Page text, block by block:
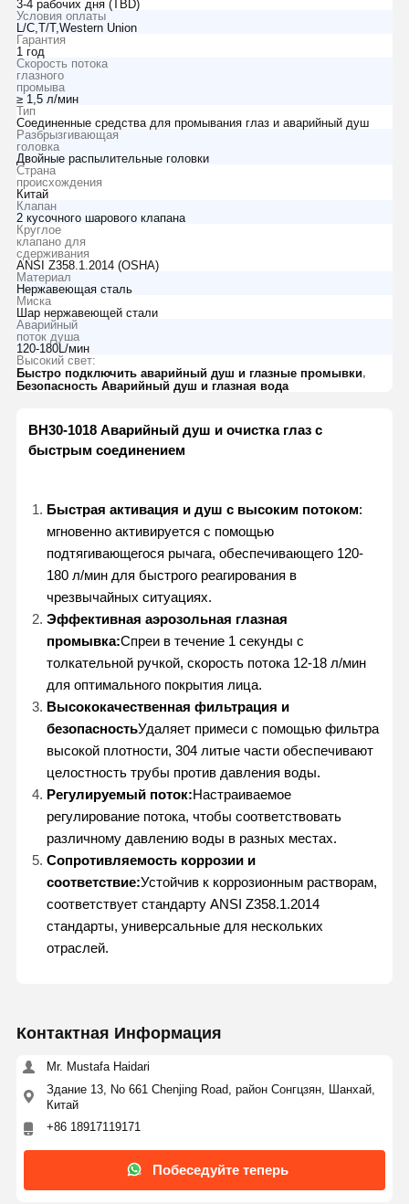
Дом Продукция О Нас
Экскурсия
3-4 рабочих дня (TBD)
Условия оплаты
L/C,T/T,Western Union
Гарантия
1 год
Скорость потока
глазного
промыва
≥ 1,5 л/мин
Тип
Соединенные средства для промывания глаз и аварийный душ
Разбрызгивающая
головка
Двойные распылительные головки
Страна
происхождения
Китай
Клапан
2 кусочного шарового клапана
Круглое
клапано для
сдерживания
ANSI Z358.1.2014 (OSHA)
Материал
Нержавеющая сталь
Миска
Шар нержавеющей стали
Аварийный
поток душа
120-180L/мин
Высокий свет:
Быстро подключить аварийный душ и глазные промывки
Безопасность Аварийный душ и глазная вода
BH30-1018 Аварийный душ и очистка глаз с
быстрым соединением
Быстрая активация и душ с высоким потоком:
мгновенно активируется с помощью
подтягивающегося рычага, обеспечивающего 120-
180 л/мин для быстрого реагирования в
чрезвычайных ситуациях.
Эффективная аэрозольная глазная
промывка:Спреи в течение 1 секунды с
толкательной ручкой, скорость потока 12-18 л/мин
для оптимального покрытия лица.
Высококачественная фильтрация и
безопасностьУдаляет примеси с помощью фильтра
высокой плотности, 304 литые части обеспечивают
целостность трубы против давления воды.
Регулируемый поток:Настраиваемое
регулирование потока, чтобы соответствовать
различному давлению воды в разных местах.
Сопротивляемость коррозии и
соответствие:Устойчив к коррозионным растворам,
соответствует стандарту ANSI Z358.1.2014
стандарты, универсальные для нескольких
отраслей.
Контактная Информация
Mr. Mustafa Haidari
Здание 13, No 661 Chenjing Road, район Сонгцзян, Шанхай,
Китай
+86 18917119171
Побеседуйте теперь